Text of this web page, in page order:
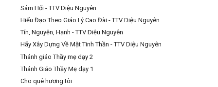
Sám Hối - TTV Diệu Nguyên
Hiếu Đạo Theo Giáo Lý Cao Đài - TTV Diệu Nguyên
Tín, Nguyện, Hạnh - TTV Diệu Nguyên
Hãy Xây Dựng Về Mặt Tinh Thần - TTV Diệu Nguyên
Thánh giáo Thầy mẹ dạy 2
Thánh Giáo Thầy Mẹ dạy 1
Cho quê hương tôi